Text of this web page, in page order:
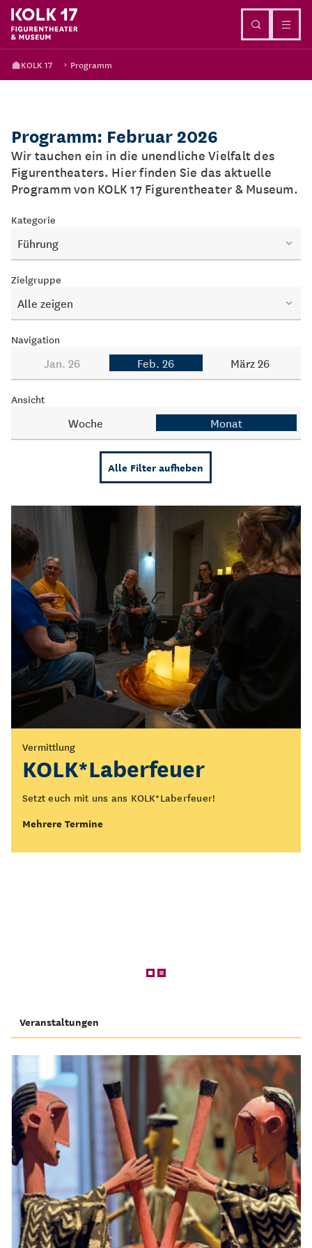
KOLK 17 Programm
Programm: Februar 2026
Wir tauchen ein in die unendliche Vielfalt des
Figurentheaters. Hier finden Sie das aktuelle
Programm von KOLK 17 Figurentheater & Museum.
Kategorie
Führung
Zielgruppe
Alle zeigen
Navigation
Jan. 26 Feb. 26 März 26
Ansicht
Woche Monat
Alle Filter aufheben
Vermittlung
KOLK*Laberfeuer
Setzt euch mit uns ans KOLK*Laberfeuer!
Mehrere Termine
Führung
Öffentliche Führung
durch die Ausstellung
„Figurentheater - Spiel
des Lebens“
Veranstaltungen